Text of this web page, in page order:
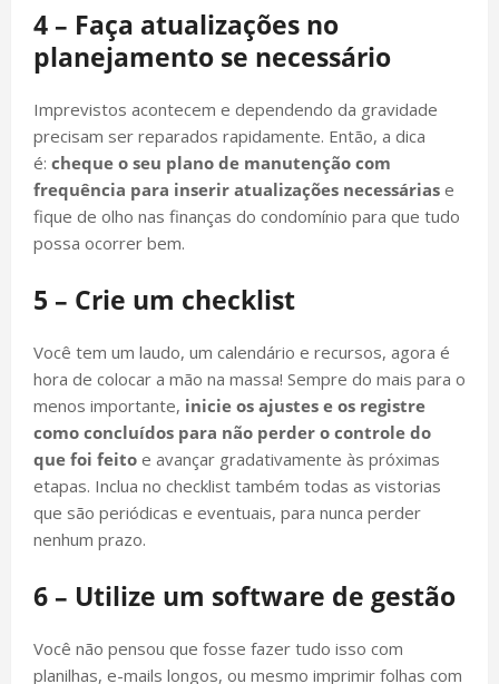
4 – Faça atualizações no
planejamento se necessário
Imprevistos acontecem e dependendo da gravidade
precisam ser reparados rapidamente. Então, a dica
é: cheque o seu plano de manutenção com
frequência para inserir atualizações necessárias e
fique de olho nas finanças do condomínio para que tudo
possa ocorrer bem.
5 – Crie um checklist
Você tem um laudo, um calendário e recursos, agora é
hora de colocar a mão na massa! Sempre do mais para o
menos importante, inicie os ajustes e os registre
como concluídos para não perder o controle do
que foi feito e avançar gradativamente às próximas
etapas. Inclua no checklist também todas as vistorias
que são periódicas e eventuais, para nunca perder
nenhum prazo.
6 – Utilize um software de gestão
Você não pensou que fosse fazer tudo isso com
planilhas, e-mails longos, ou mesmo imprimir folhas com